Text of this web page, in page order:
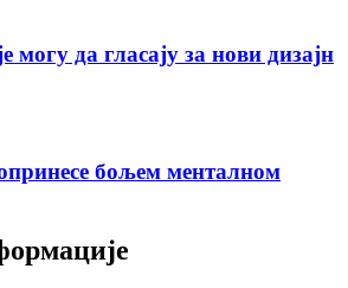
могу да гласају за нови дизајн
бољем менталном